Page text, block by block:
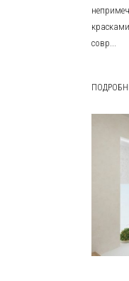
совр...